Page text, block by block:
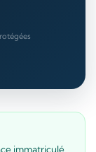
immatriculé